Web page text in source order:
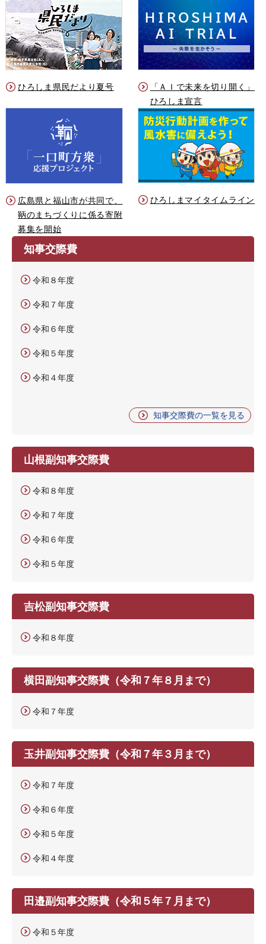
ひろしま県民だより夏号
「ＡＩで未来を切り開く」
ひろしま宣言
広島県と福山市が共同で、
鞆のまちづくりに係る寄附
募集を開始
ひろしまマイタイムライン
知事交際費
令和８年度
令和７年度
令和６年度
令和５年度
令和４年度
知事交際費の一覧を見る
山根副知事交際費
令和８年度
令和７年度
令和６年度
令和５年度
吉松副知事交際費
令和８年度
横田副知事交際費（令和７年８月まで）
令和７年度
玉井副知事交際費（令和７年３月まで）
令和７年度
令和６年度
令和５年度
令和４年度
田邉副知事交際費（令和５年７月まで）
令和５年度